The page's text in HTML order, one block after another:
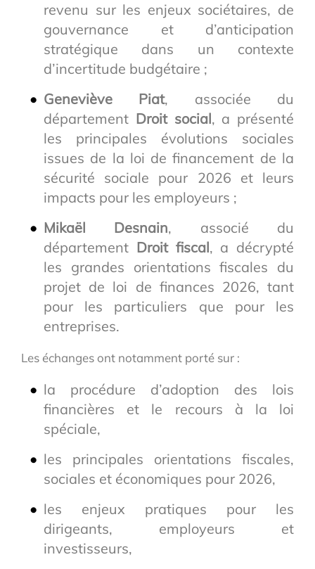
revenu sur les enjeux sociétaires, de
gouvernance et d’anticipation
stratégique dans un contexte
d’incertitude budgétaire ;
Geneviève Piat, associée du
département Droit social, a présenté
les principales évolutions sociales
issues de la loi de financement de la
sécurité sociale pour 2026 et leurs
impacts pour les employeurs ;
Mikaël Desnain, associé du
département Droit fiscal, a décrypté
les grandes orientations fiscales du
projet de loi de finances 2026, tant
pour les particuliers que pour les
entreprises.
Les échanges ont notamment porté sur :
la procédure d’adoption des lois
financières et le recours à la loi
spéciale,
les principales orientations fiscales,
sociales et économiques pour 2026,
les enjeux pratiques pour les
dirigeants, employeurs et
investisseurs,